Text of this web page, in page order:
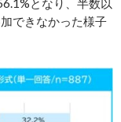
できなかった様子